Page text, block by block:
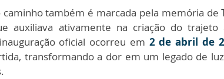
caminho também é marcada pela memória de
auxiliava ativamente na criação do
oficial ocorreu em 2 de abril de
transformando a dor em um legado de